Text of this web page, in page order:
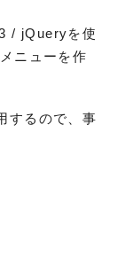
/ jQueryを使
ニューを作
するので、事